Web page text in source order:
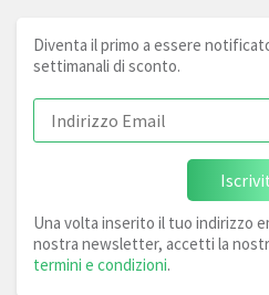
Diventa il primo a essere
settimanali di sconto.
Una volta inserito il tuo indirizzo
nostra newsletter, accetti la
termini e condizioni.